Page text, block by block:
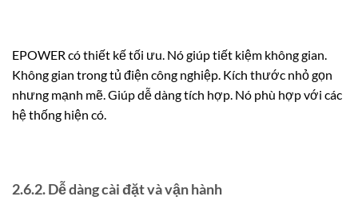
EPOWER có thiết kế tối ưu. Nó giúp tiết kiệm không gian.
Không gian trong tủ điện công nghiệp. Kích thước nhỏ gọn
nhưng mạnh mẽ. Giúp dễ dàng tích hợp. Nó phù hợp với các
hệ thống hiện có.
2.6.2. Dễ dàng cài đặt và vận hành